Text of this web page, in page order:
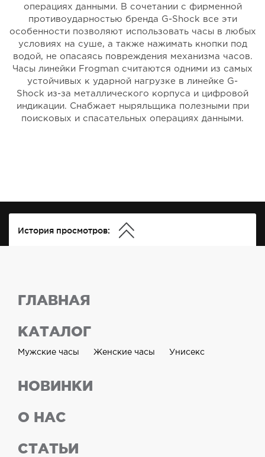
операциях данными. В сочетании с фирменной
противоударностью бренда G-Shock все эти
особенности позволяют использовать часы в любых
условиях на суше, а также нажимать кнопки под
водой, не опасаясь повреждения механизма часов.
Часы линейки Frogman считаются одними из самых
устойчивых к ударной нагрузке в линейке G-
Shock из-за металлического корпуса и цифровой
индикации. Снабжает ныряльщика полезными при
поисковых и спасательных операциях данными.
История просмотров:
ГЛАВНАЯ
КАТАЛОГ
Мужские часы Женские часы Унисекс
НОВИНКИ
О НАС
СТАТЬИ